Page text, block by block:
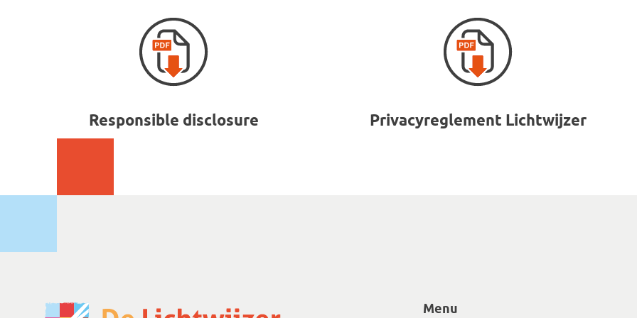
Responsible disclosure Privacyreglement Lichtwijzer
Menu